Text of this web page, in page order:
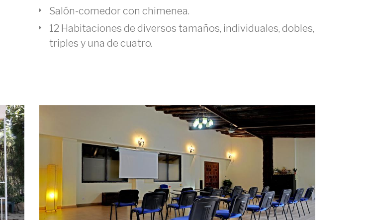
Salón-comedor con chimenea.
12 Habitaciones de diversos tamaños, individuales, dobles,
triples y una de cuatro.